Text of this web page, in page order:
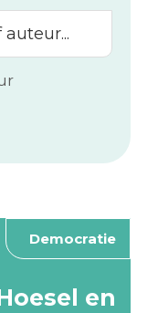
Democratie
en